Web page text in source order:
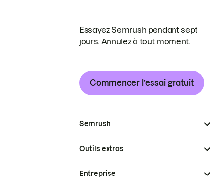
Essayez Semrush pendant sept
jours. Annulez à tout moment.
Commencer l’essai gratuit
Semrush
Outils extras
Entreprise